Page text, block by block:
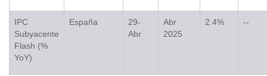
IPC
Subyacente
Flash (%
YoY)
España
29-
Abr
Abr
2025
2.4% --